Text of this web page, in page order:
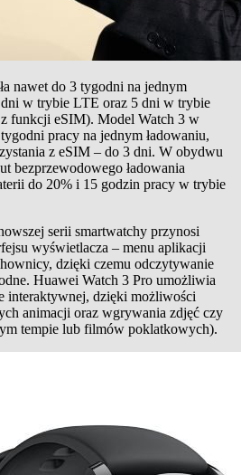
nawet do 3 tygodni na jednym
w trybie LTE oraz 5 dni w trybie
z funkcji eSIM). Model Watch 3 w
pracy na jednym ładowaniu,
z eSIM – do 3 dni. W obydwu
bezprzewodowego ładowania
do 20% i 15 godzin pracy w trybie
serii smartwatchy przynosi
wyświetlacza – menu aplikacji
dzięki czemu odczytywanie
Huawei Watch 3 Pro umożliwia
interaktywnej, dzięki możliwości
animacji oraz wgrywania zdjęć czy
tempie lub filmów poklatkowych).